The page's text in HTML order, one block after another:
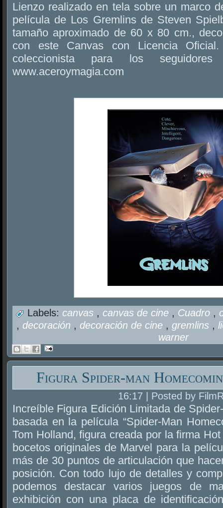
Lienzo realizado en tela sobre un marco
película de Los Gremlins de Steven
tamaño aproximado de 60 x 80 cm.,
con este Canvas con Licencia
coleccionista para los
www.aceroymagia.com
Labels:canvas ,canvas de cine , Cuadro ,
,decoración ,decoración de cine gremlins
warner
Figura Spider-man
16:17 | Posted by
Increíble Figura Edición Limitada de
basada en la película “Spider-Man
Tom Holland, figura creada por la firma
bocetos originales de Marvel para la
más de 30 puntos de articulación que
posición. Con todo lujo de detalles y
podemos destacar varios juegos de
exhibición con una placa de